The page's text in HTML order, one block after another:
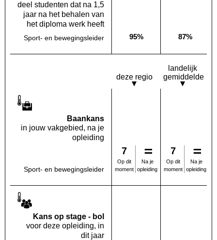
deel studenten dat na 1,5
jaar na het behalen van
het diploma werk heeft
Sport- en bewegingsleider Deze opleiding:
95% Landelijk
87%
deze regio
landelijk
gemiddelde
Baankans
in jouw vakgebied, na je
opleiding
Sport- en bewegingsleider
7
Op dit
moment
Na je
opleiding
7
Op dit
moment
Na je
opleiding
Kans op stage - bol
voor deze opleiding, in
dit jaar